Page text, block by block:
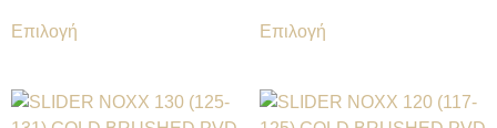
Επιλογή Επιλογή